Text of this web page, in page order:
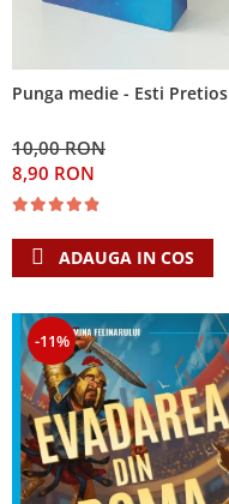
Punga medie - Esti Pretios
10,00 RON
8,90 RON
ADAUGA IN COS
-11%